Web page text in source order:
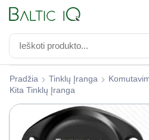
Pradžia Tinklų Įranga
Kita Tinklų Įranga